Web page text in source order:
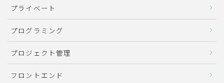
プライベート
プログラミング
プロジェクト管理
フロントエンド